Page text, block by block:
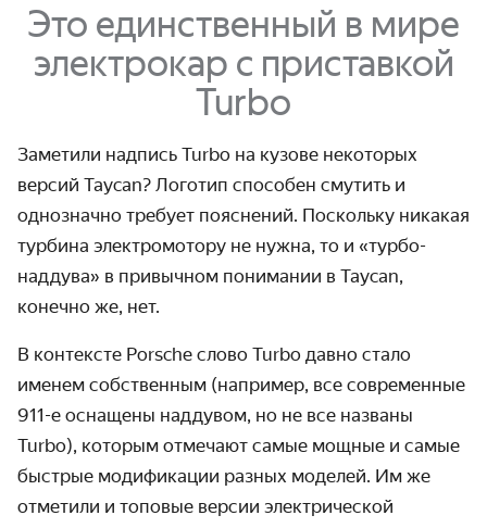
Это единственный в мире
электрокар с приставкой
Turbo
Заметили надпись Turbo на кузове некоторых
версий Taycan? Логотип способен смутить и
однозначно требует пояснений. Поскольку никакая
турбина электромотору не нужна, то и «турбо­
наддува» в привычном понимании в Taycan,
конечно же, нет.
В контексте Porsche слово Turbo давно стало
именем собственным (например, все современные
911-е оснащены наддувом, но не все названы
Turbo), которым отмечают самые мощные и самые
быстрые моди­фикации разных моделей. Им же
отметили и топовые версии электрической